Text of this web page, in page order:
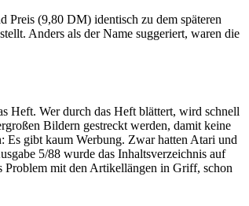
Preis (9,80 DM) identisch zu dem späteren
Anders als der Name suggeriert, waren die
Heft. Wer durch das Heft blättert, wird schnell
Bildern gestreckt werden, damit keine
Es gibt kaum Werbung. Zwar hatten Atari und
5/88 wurde das Inhaltsverzeichnis auf
Problem mit den Artikellängen in Griff, schon